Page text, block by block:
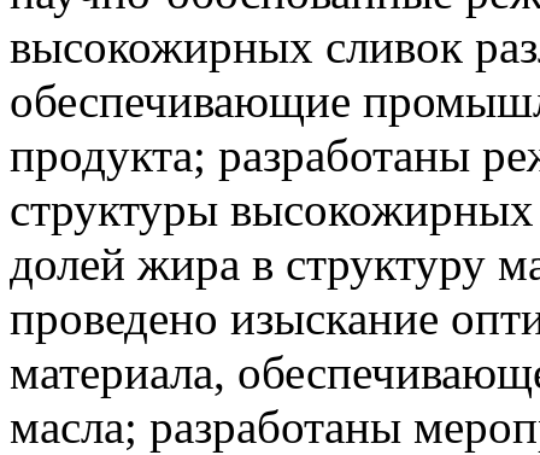
высокожирных сливок
обеспечивающие
продукта; разработаны
структуры
долей жира в структуру
проведено изыскание
материала,
масла; разработаны